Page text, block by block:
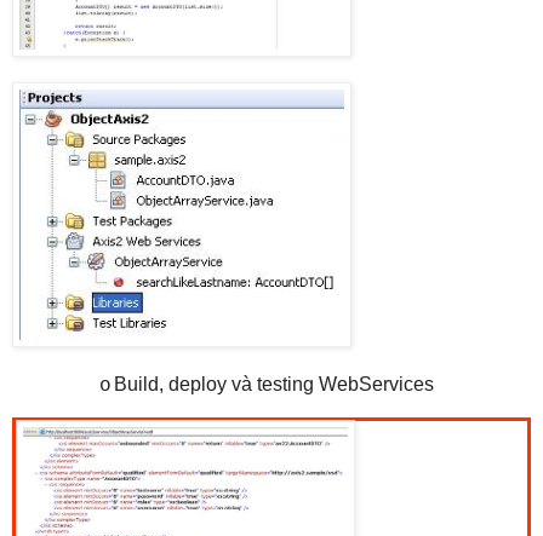
o Build, deploy và testing WebServices